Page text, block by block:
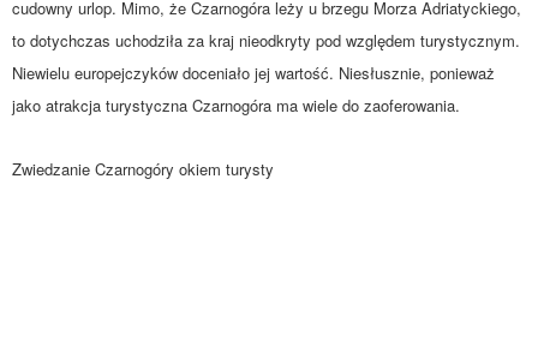
cudowny urlop. Mimo, że Czarnogóra leży u brzegu Morza Adriatyckiego,
to dotychczas uchodziła za kraj nieodkryty pod względem turystycznym.
Niewielu europejczyków doceniało jej wartość. Niesłusznie, ponieważ
jako atrakcja turystyczna Czarnogóra ma wiele do zaoferowania.
Zwiedzanie Czarnogóry okiem turysty